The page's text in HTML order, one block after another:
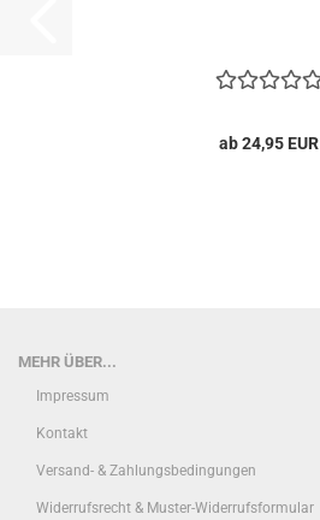
ab 24,95 EUR
MEHR ÜBER...
Impressum
Kontakt
Versand- & Zahlungsbedingungen
Widerrufsrecht & Muster-Widerrufsformular